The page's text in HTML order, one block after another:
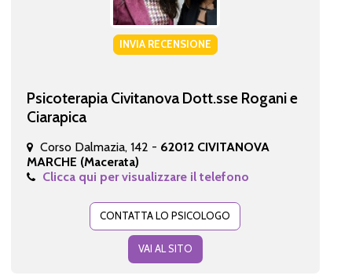
INVIA RECENSIONE
Psicoterapia Civitanova Dott.sse Rogani e
Ciarapica
Corso Dalmazia, 142 - 62012 CIVITANOVA
MARCHE (Macerata)
Clicca qui per visualizzare il telefono
CONTATTA LO PSICOLOGO
VAI AL SITO